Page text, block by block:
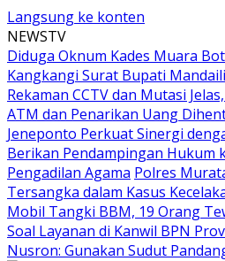
Langsung ke konten
NEWSTV
Diduga Oknum Kades Muara
Kangkangi Surat Bupati
Rekaman CCTV dan Mutasi
ATM dan Penarikan Uang
Jeneponto Perkuat Sinergi
Berikan Pendampingan Hukum
Pengadilan Agama Polres
Tersangka dalam Kasus
Mobil Tangki BBM, 19 Orang
Soal Layanan di Kanwil BPN
Nusron: Gunakan Sudut